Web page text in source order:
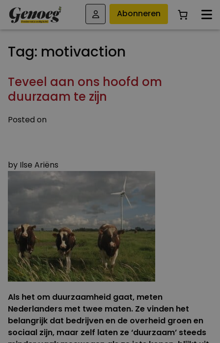
Abonneren
Tag: motivaction
Teveel aan ons hoofd om
duurzaam te zijn
Posted on
by Ilse Ariëns
Als het om duurzaamheid gaat, meten
Nederlanders met twee maten. Ze vinden het
belangrijk dat bedrijven en de overheid groen en
sociaal zijn, maar zelf laten ze ‘duurzaam’ steeds